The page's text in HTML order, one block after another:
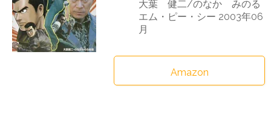
大葉 健二/のなか みのる
エム・ピー・シー 2003年06
月
Amazon